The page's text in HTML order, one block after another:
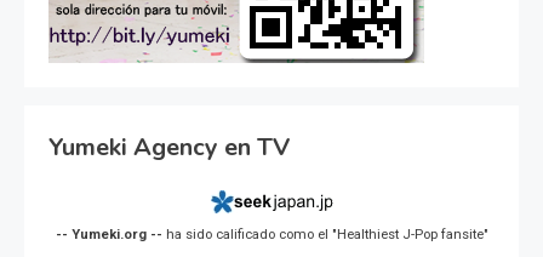
Yumeki Agency en TV
-- Yumeki.org -- ha sido calificado como el "Healthiest J-Pop fansite"